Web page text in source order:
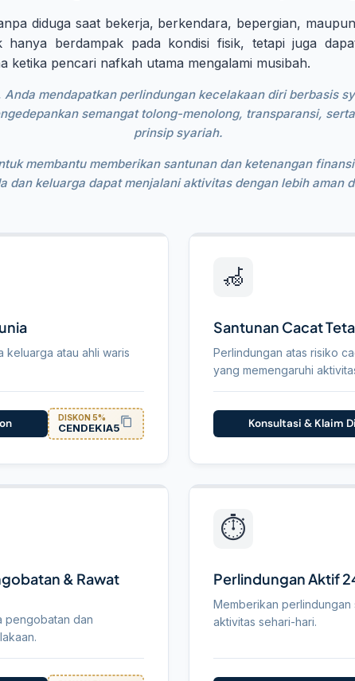
diduga saat bekerja, berkendara, bepergian,
hanya berdampak pada kondisi fisik, tetapi juga
ketika pencari nafkah utama mengalami musibah.
Anda mendapatkan perlindungan kecelakaan diri berbasis
semangat tolong-menolong, transparansi,
prinsip syariah.
membantu memberikan santunan dan ketenangan
dan keluarga dapat menjalani aktivitas dengan lebih aman
keluarga atau ahli waris
DISKON 5%
CENDEKIA5
🦽
Santunan Cacat
Perlindungan atas risiko
yang memengaruhi
Konsultasi & Klaim
& Rawat
pengobatan dan
⏱️
Perlindungan Aktif
Memberikan perlindungan
aktivitas sehari-hari.